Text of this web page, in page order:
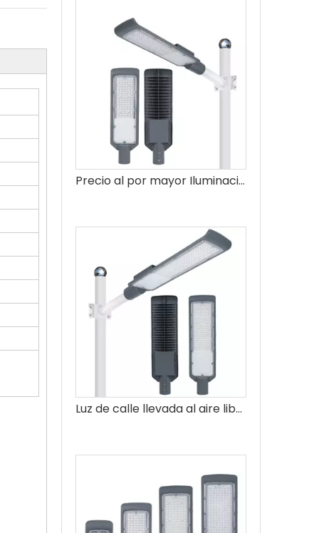
Precio al por mayor Iluminación exterior impermeable Smd 150w Farola LED
Luz de calle llevada al aire libre elegante elegante 50w del diseño moderno de las luces de calle comerciales